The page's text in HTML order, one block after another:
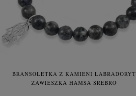
BRANSOLETKA Z KAMIENI LABRADORYT
ZAWIESZKA HAMSA SREBRO